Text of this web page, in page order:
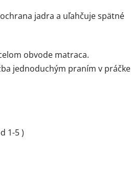
jadra a uľahčuje spätné
obvode matraca.
jednoduchým praním v práčke
1-5 )